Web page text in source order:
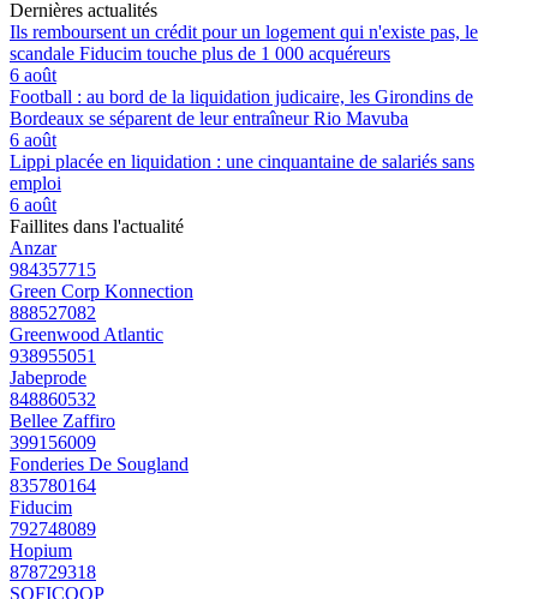
Dernières actualités
Ils remboursent un crédit pour un logement qui n'existe pas, le
scandale Fiducim touche plus de 1 000 acquéreurs
6 août
Football : au bord de la liquidation judicaire, les Girondins de
Bordeaux se séparent de leur entraîneur Rio Mavuba
6 août
Lippi placée en liquidation : une cinquantaine de salariés sans
emploi
6 août
Faillites dans l'actualité
Anzar
984357715
Green Corp Konnection
888527082
Greenwood Atlantic
938955051
Jabeprode
848860532
Bellee Zaffiro
399156009
Fonderies De Sougland
835780164
Fiducim
792748089
Hopium
878729318
SOFICOOP